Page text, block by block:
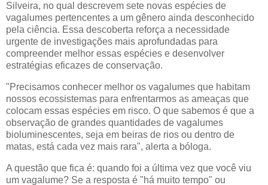
Silveira, no qual descrevem sete novas espécies de
vagalumes pertencentes a um gênero ainda desconhecido
pela ciência. Essa descoberta reforça a necessidade
urgente de investigações mais aprofundadas para
compreender melhor essas espécies e desenvolver
estratégias eficazes de conservação.
"Precisamos conhecer melhor os vagalumes que habitam
nossos ecossistemas para enfrentarmos as ameaças que
colocam essas espécies em risco. O que sabemos é que a
observação de grandes quantidades de vagalumes
bioluminescentes, seja em beiras de rios ou dentro de
matas, está cada vez mais rara", alerta a bóloga.
A questão que fica é: quando foi a última vez que você viu
um vagalume? Se a resposta é "há muito tempo" ou